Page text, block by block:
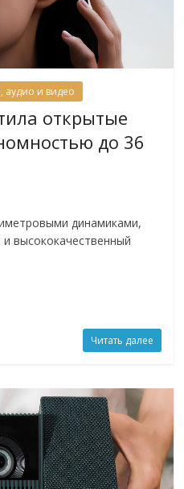
аудио и видео
открытые
до 36
динамиками,
высококачественный
Читать далее